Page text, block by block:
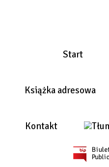
Start
Książka adresowa
Kontakt